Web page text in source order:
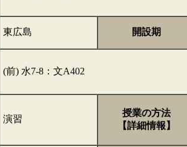
東広島 開設期
(前) 水7-8：文A402
演習
授業の方法
【詳細情報】